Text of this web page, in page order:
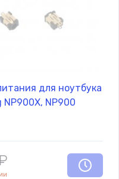
Комплектующие
для ноутбука
NP900X, NP900